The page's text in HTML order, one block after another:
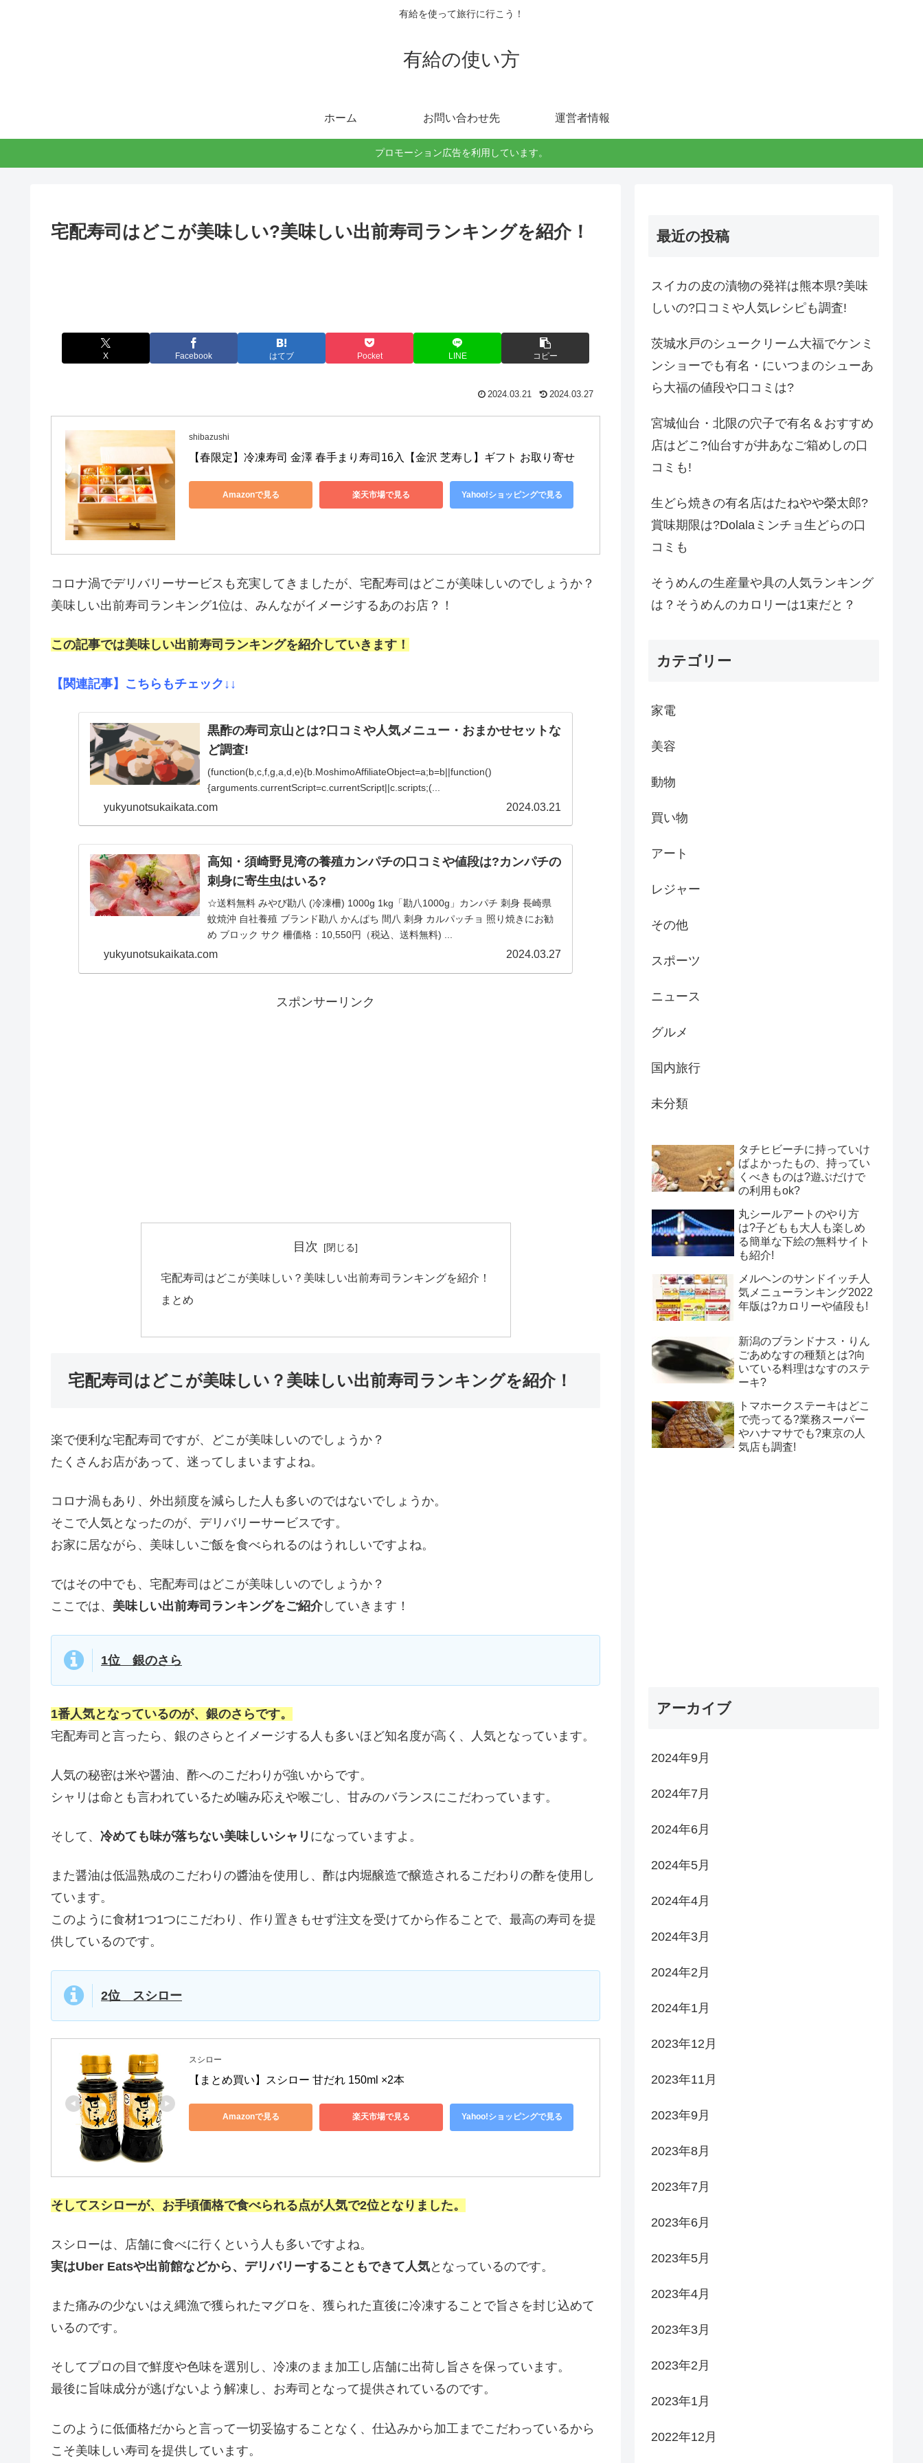
有給を使って旅行に行こう！
有給の使い方
ホーム お問い合わせ先 運営者情報
プロモーション広告を利用しています。
宅配寿司はどこが美味しい?美味しい出前寿司ランキングを紹介！
X Facebook はてブ Pocket LINE コピー
2024.03.21 2024.03.27
shibazushi
【春限定】冷凍寿司 金澤 春手まり寿司16入【金沢 芝寿し】ギフト お取り寄せ
Amazonで見る 楽天市場で見る Yahoo!ショッピングで見る
コロナ渦でデリバリーサービスも充実してきましたが、宅配寿司はどこが美味しいのでしょうか？
美味しい出前寿司ランキング1位は、みんながイメージするあのお店？！
この記事では美味しい出前寿司ランキングを紹介していきます！
【関連記事】こちらもチェック↓↓
黒酢の寿司京山とは?口コミや人気メニュー・おまかせセットな
ど調査!
(function(b,c,f,g,a,d,e){b.MoshimoAffiliateObject=a;b=b||function()
{arguments.currentScript=c.currentScript||c.scripts;(...
yukyunotsukaikata.com 2024.03.21
高知・須崎野見湾の養殖カンパチの口コミや値段は?カンパチの
刺身に寄生虫はいる?
☆送料無料 みやび勘八 (冷凍柵) 1000g 1kg「勘八1000g」カンパチ 刺身 長崎県
蚊焼沖 自社養殖 ブランド勘八 かんぱち 間八 刺身 カルパッチョ 照り焼きにお勧
め ブロック サク 柵価格：10,550円（税込、送料無料) ...
yukyunotsukaikata.com 2024.03.27
スポンサーリンク
目次
宅配寿司はどこが美味しい？美味しい出前寿司ランキングを紹介！
まとめ
宅配寿司はどこが美味しい？美味しい出前寿司ランキングを紹介！
楽で便利な宅配寿司ですが、どこが美味しいのでしょうか？
たくさんお店があって、迷ってしまいますよね。
コロナ渦もあり、外出頻度を減らした人も多いのではないでしょうか。
そこで人気となったのが、デリバリーサービスです。
お家に居ながら、美味しいご飯を食べられるのはうれしいですよね。
ではその中でも、宅配寿司はどこが美味しいのでしょうか？
ここでは、 美味しい出前寿司ランキングをご紹介していきます！
1位 銀のさら
1番人気となっているのが、銀のさらです。
宅配寿司と言ったら、銀のさらとイメージする人も多いほど知名度が高く、人気となっています。
人気の秘密は米や醤油、酢へのこだわりが強いからです。
シャリは命とも言われているため噛み応えや喉ごし、甘みのバランスにこだわっています。
そして、 冷めても味が落ちない美味しいシャリ になっていますよ。
また醤油は低温熟成のこだわりの醬油を使用し、酢は内堀醸造で醸造されるこだわりの酢を使用し
ています。
このように食材1つ1つにこだわり、作り置きもせず注文を受けてから作ることで、最高の寿司を提
供しているのです。
2位 スシロー
スシロー
【まとめ買い】スシロー 甘だれ 150ml ×2本
Amazonで見る 楽天市場で見る Yahoo!ショッピングで見る
そしてスシローが、お手頃価格で食べられる点が人気で2位となりました。
スシローは、店舗に食べに行くという人も多いですよね。
実はUber Eatsや出前館などから、デリバリーすることもできて人気となっているのです。
また痛みの少ないはえ縄漁で獲られたマグロを、獲られた直後に冷凍することで旨さを封じ込めて
いるのです。
そしてプロの目で鮮度や色味を選別し、冷凍のまま加工し店舗に出荷し旨さを保っています。
最後に旨味成分が逃げないよう解凍し、お寿司となって提供されているのです。
このように低価格だからと言って一切妥協することなく、仕込みから加工までこだわっているから
こそ美味しい寿司を提供しています。
最近の投稿
スイカの皮の漬物の発祥は熊本県?美味
しいの?口コミや人気レシピも調査!
茨城水戸のシュークリーム大福でケンミ
ンショーでも有名・にいつまのシューあ
ら大福の値段や口コミは?
宮城仙台・北限の穴子で有名＆おすすめ
店はどこ?仙台すが井あなご箱めしの口
コミも!
生どら焼きの有名店はたねやや榮太郎?
賞味期限は?Dolalaミンチョ生どらの口
コミも
そうめんの生産量や具の人気ランキング
は？そうめんのカロリーは1束だと？
カテゴリー
家電
美容
動物
買い物
アート
レジャー
その他
スポーツ
ニュース
グルメ
国内旅行
未分類
タチヒビーチに持っていけ
ばよかったもの、持ってい
くべきものは?遊ぶだけで
の利用もok?
丸シールアートのやり方
は?子どもも大人も楽しめ
る簡単な下絵の無料サイト
も紹介!
メルヘンのサンドイッチ人
気メニューランキング2022
年版は?カロリーや値段も!
新潟のブランドナス・りん
ごあめなすの種類とは?向
いている料理はなすのステ
ーキ?
トマホークステーキはどこ
で売ってる?業務スーパー
やハナマサでも?東京の人
気店も調査!
アーカイブ
2024年9月
2024年7月
2024年6月
2024年5月
2024年4月
2024年3月
2024年2月
2024年1月
2023年12月
2023年11月
2023年9月
2023年8月
2023年7月
2023年6月
2023年5月
2023年4月
2023年3月
2023年2月
2023年1月
2022年12月